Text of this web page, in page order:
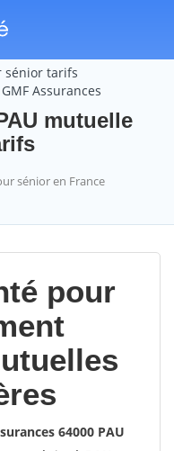
sénior tarifs
Assurances
mutuelle
sénior en France
pour
64000 PAU